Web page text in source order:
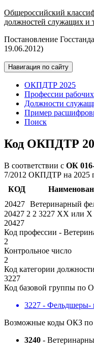
Общероссийский
должностей служащих и
Постановление
19.06.2012)
Навигация по сайту
ОКПДТР 2025
Профессии рабочих
Должности
Пример
Поиск
Код ОКПДТР
В соответствии с ОК
7/2012 ОКПДТР на 2025
КОД
20427 Ветеринарный
20427 2 2 3227 XX или X
20427
Код профессии -
2
Контрольное число
2
Код категории должности
3227
Код базовой группы по
3227 - Фельдшеры-
Возможные коды ОКЗ по
3240 -